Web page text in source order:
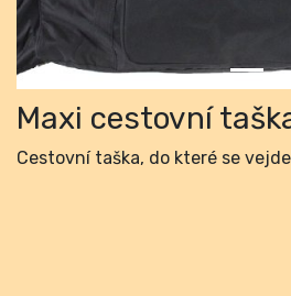
Maxi cestovní
Cestovní taška, do které se